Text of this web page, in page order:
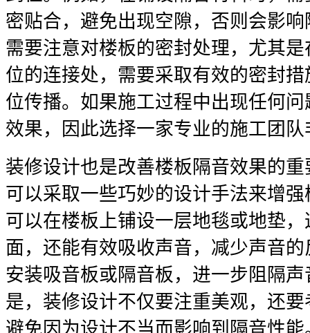
密贴合，避免出现空隙，否则会影
需要注意对楼板的密封处理，尤其
位的连接处，需要采取有效的密封
位传播。如果施工过程中出现任何
效果，因此选择一家专业的施工团
装修设计也是改善楼板隔音效果的
可以采取一些巧妙的设计手法来增
可以在楼板上铺设一层地毯或地垫
面，还能有效吸收声音，减少声音
安装吸音板或隔音板，进一步阻隔
是，装修设计不仅要注重美观，还
避免因为设计不当而影响到隔音性能